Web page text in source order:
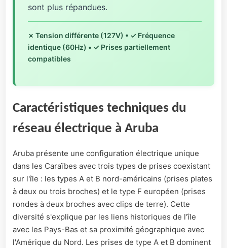
sont plus répandues.
✗ Tension différente (127V) • ✓ Fréquence
identique (60Hz) • ✓ Prises partiellement
compatibles
Caractéristiques techniques du
réseau électrique à Aruba
Aruba présente une configuration électrique unique
dans les Caraïbes avec trois types de prises coexistant
sur l'île : les types A et B nord-américains (prises plates
à deux ou trois broches) et le type F européen (prises
rondes à deux broches avec clips de terre). Cette
diversité s'explique par les liens historiques de l'île
avec les Pays-Bas et sa proximité géographique avec
l'Amérique du Nord. Les prises de type A et B dominent